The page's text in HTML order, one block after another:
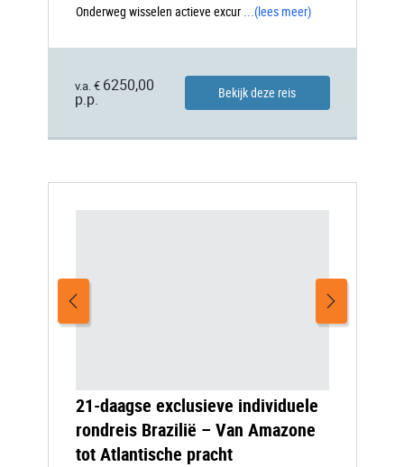
Onderweg wisselen actieve excur ...(lees meer)
v.a. € 6250,00
p.p.
Bekijk deze reis
21-daagse exclusieve individuele
rondreis Brazilië – Van Amazone
tot Atlantische pracht